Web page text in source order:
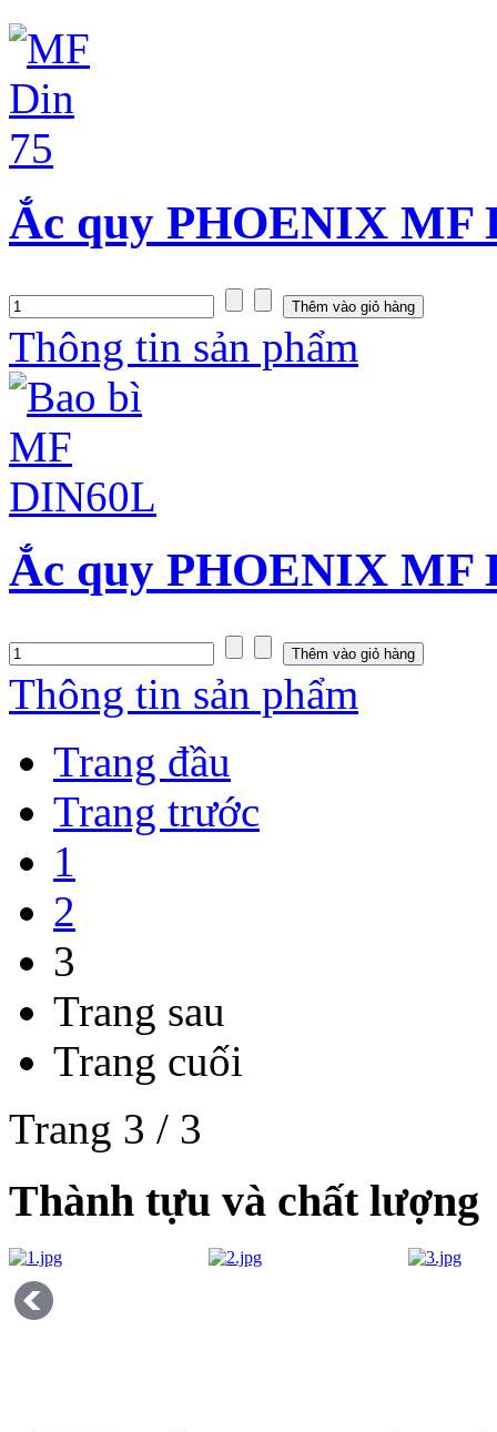
Ắc quy PHOENIX MF
Thông tin sản phẩm
Ắc quy PHOENIX MF
Thông tin sản phẩm
Trang đầu
Trang trước
1
2
3
Trang sau
Trang cuối
Trang 3 / 3
Thành tựu và chất lượng